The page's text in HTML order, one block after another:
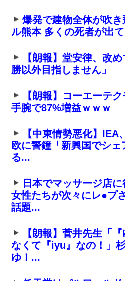
爆発で建物全体が吹
ル熊本 多くの死者が出
【朗報】堂安律、改
勝以外目指しません」
【朗報】コーエーテ
手腕で87%増益ｗｗｗ
【中東情勢悪化】IEA
欧に警鐘「新興国でシェ
る...
日本でマッサージ店
女性たちが次々にレ●プ
話題...
【朗報】菅井先生「
なくて『iyu』なの！」
ゆ！...